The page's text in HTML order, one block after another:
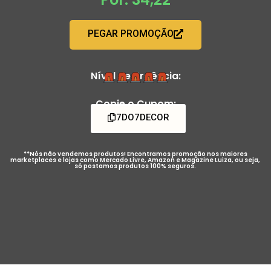
PEGAR PROMOÇÃO
Nível de Urgência:
Copie o Cupom:
7DO7DECOR
**Nós não vendemos produtos! Encontramos promoção nos maiores
marketplaces e lojas como Mercado Livre, Amazon e Magazine Luiza, ou seja,
só postamos produtos 100% seguros.